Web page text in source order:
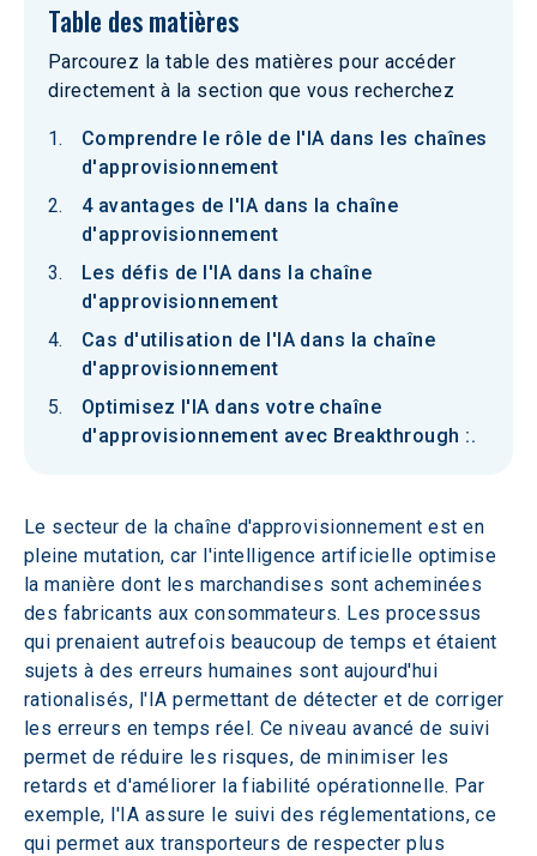
Table des matières
Parcourez la table des matières pour accéder
directement à la section que vous recherchez
Comprendre le rôle de l'IA dans les chaînes
d'approvisionnement
4 avantages de l'IA dans la chaîne
d'approvisionnement
Les défis de l'IA dans la chaîne
d'approvisionnement
Cas d'utilisation de l'IA dans la chaîne
d'approvisionnement
Optimisez l'IA dans votre chaîne
d'approvisionnement avec Breakthrough :.
Le secteur de la chaîne d'approvisionnement est en
pleine mutation, car l'intelligence artificielle optimise
la manière dont les marchandises sont acheminées
des fabricants aux consommateurs. Les processus
qui prenaient autrefois beaucoup de temps et étaient
sujets à des erreurs humaines sont aujourd'hui
rationalisés, l'IA permettant de détecter et de corriger
les erreurs en temps réel. Ce niveau avancé de suivi
permet de réduire les risques, de minimiser les
retards et d'améliorer la fiabilité opérationnelle. Par
exemple, l'IA assure le suivi des réglementations, ce
qui permet aux transporteurs de respecter plus